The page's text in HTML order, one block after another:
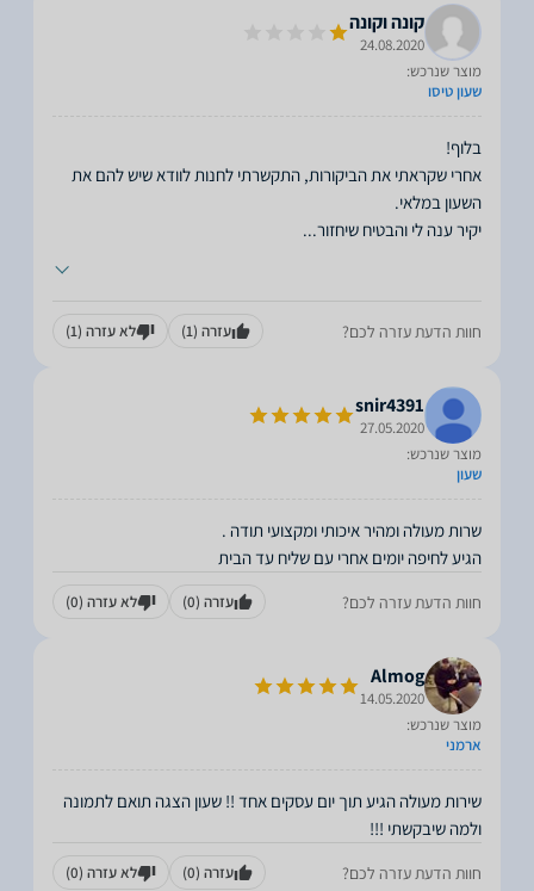
קונה וקונה
24.08.2020
מוצר שנרכש:
שעון טיסו
אחרי שקראתי את הביקורות, התקשרתי לחנות לוודא שיש להם את
יקיר ענה לי והבטיח שיחזור...
חוות הדעת עזרה לכם? עזרה (1) לא עזרה (1)
snir4391
27.05.2020
מוצר שנרכש:
שעון
הגיע לחיפה יומים אחרי עם שליח עד הבית
חוות הדעת עזרה לכם? עזרה (0) לא עזרה (0)
Almog
14.05.2020
מוצר שנרכש:
ארמני
שירות מעולה הגיע תוך יום עסקים אחד !! שעון הצגה תואם לתמונה
ולמה שיבקשתי !!!
חוות הדעת עזרה לכם? עזרה (0) לא עזרה (0)